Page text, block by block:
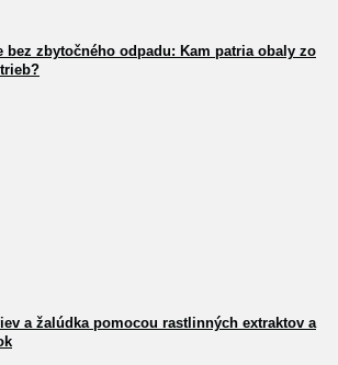
bez zbytočného odpadu: Kam patria obaly zo
a žalúdka pomocou rastlinných extraktov a